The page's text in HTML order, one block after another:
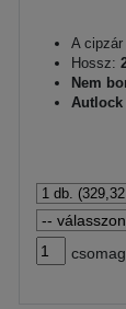
A
Hossz:
Nem
Autlock
csomag